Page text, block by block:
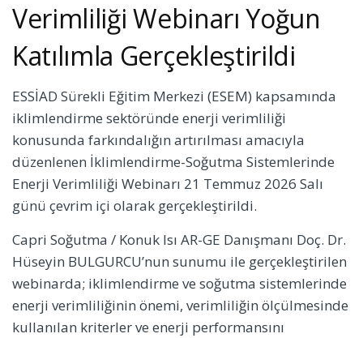
Verimliliği Webinarı Yoğun
Katılımla Gerçekleştirildi
ESSİAD Sürekli Eğitim Merkezi (ESEM) kapsamında
iklimlendirme sektöründe enerji verimliliği
konusunda farkındalığın artırılması amacıyla
düzenlenen İklimlendirme-Soğutma Sistemlerinde
Enerji Verimliliği Webinarı 21 Temmuz 2026 Salı
günü çevrim içi olarak gerçekleştirildi.
Capri Soğutma / Konuk Isı AR-GE Danışmanı Doç. Dr.
Hüseyin BULGURCU’nun sunumu ile gerçekleştirilen
webinarda; iklimlendirme ve soğutma sistemlerinde
enerji verimliliğinin önemi, verimliliğin ölçülmesinde
kullanılan kriterler ve enerji performansını